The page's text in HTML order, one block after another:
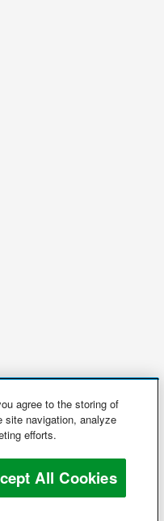
agree to the storing of
site navigation, analyze
efforts.
All Cookies